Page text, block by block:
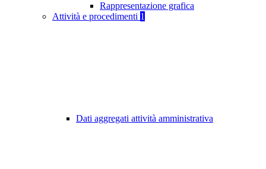
Rappresentazione grafica
Attività e procedimenti 1
Dati aggregati attività amministrativa